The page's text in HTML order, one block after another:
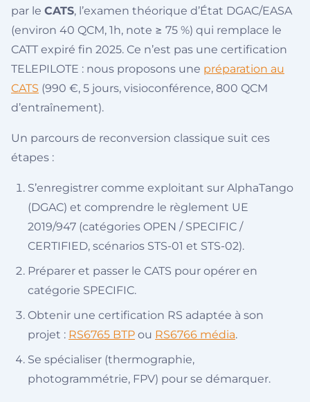
par le CATS, l’examen théorique d’État DGAC/EASA
(environ 40 QCM, 1h, note ≥ 75 %) qui remplace le
CATT expiré fin 2025. Ce n’est pas une certification
TELEPILOTE : nous proposons une préparation au
CATS (990 €, 5 jours, visioconférence, 800 QCM
d’entraînement).
Un parcours de reconversion classique suit ces
étapes :
S’enregistrer comme exploitant sur AlphaTango
(DGAC) et comprendre le règlement UE
2019/947 (catégories OPEN / SPECIFIC /
CERTIFIED, scénarios STS-01 et STS-02).
Préparer et passer le CATS pour opérer en
catégorie SPECIFIC.
Obtenir une certification RS adaptée à son
projet : RS6765 BTP ou RS6766 média.
Se spécialiser (thermographie,
photogrammétrie, FPV) pour se démarquer.